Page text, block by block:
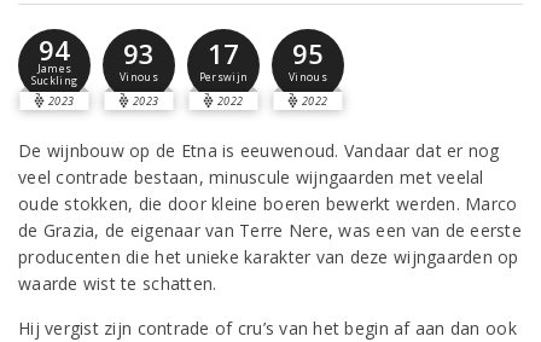
94
James
Suckling
2023
93
Vinous
2023
17
Perswijn
2022
95
Vinous
2022
De wijnbouw op de Etna is eeuwenoud. Vandaar dat er nog
veel contrade bestaan, minuscule wijngaarden met veelal
oude stokken, die door kleine boeren bewerkt werden. Marco
de Grazia, de eigenaar van Terre Nere, was een van de eerste
producenten die het unieke karakter van deze wijngaarden op
waarde wist te schatten.
Hij vergist zijn contrade of cru’s van het begin af aan dan ook